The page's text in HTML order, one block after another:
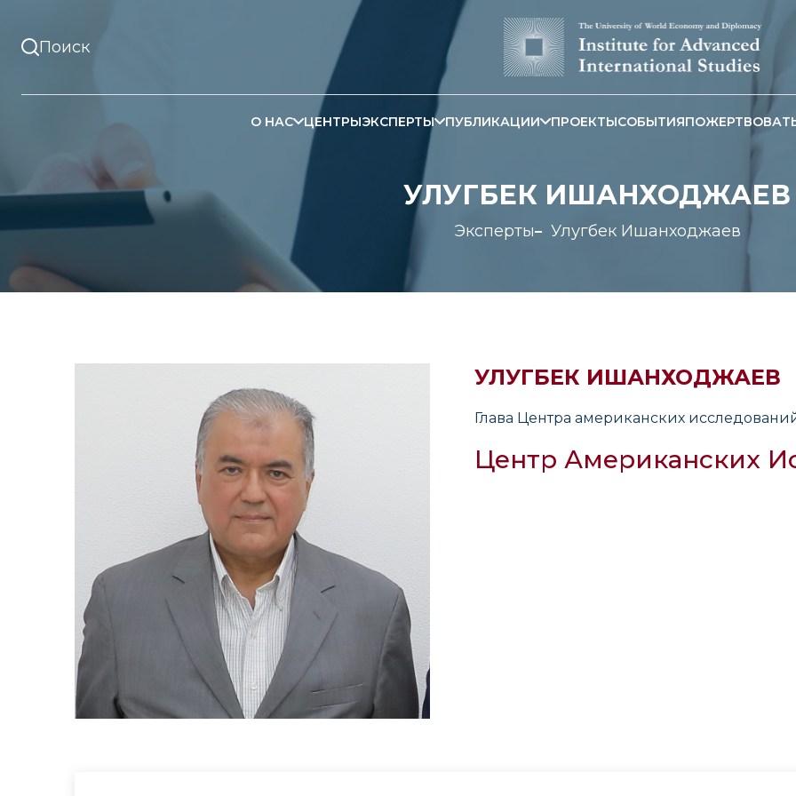
О НАС ЦЕНТРЫЭКСПЕРТЫ ПУБЛИКАЦИИ ПРОЕКТЫСОБЫТИЯ
УЛУГБЕК ИШАНХОДЖАЕВ
Эксперты Улугбек Ишанходжаев
УЛУГБЕК ИШАНХОДЖАЕВ
Глава Центра американских
Центр Американских